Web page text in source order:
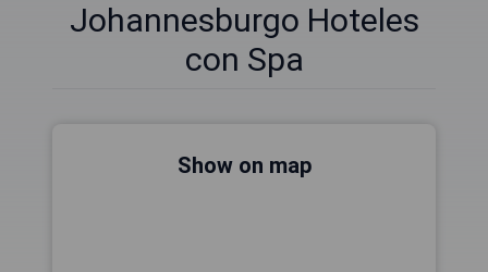
Johannesburgo Hoteles
con Spa
Show on map